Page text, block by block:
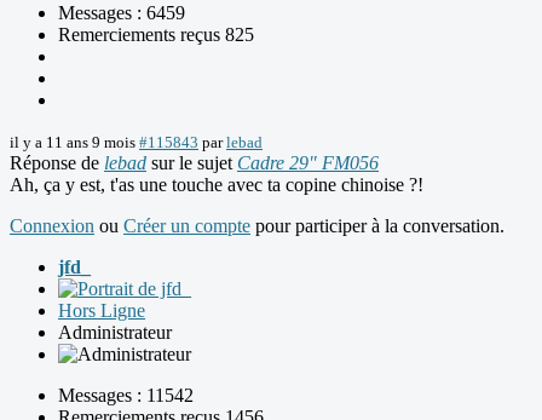
Messages : 6459
Remerciements reçus 825
il y a 11 ans 9 mois #115843 parlebad
Réponse de lebad sur le sujet Cadre 29" FM056
Ah, ça y est, t'as une touche avec ta copine chinoise ?!
Connexion ou Créer un compte pour participer à la conversation.
jfd_
Hors Ligne
Administrateur
Messages : 11542